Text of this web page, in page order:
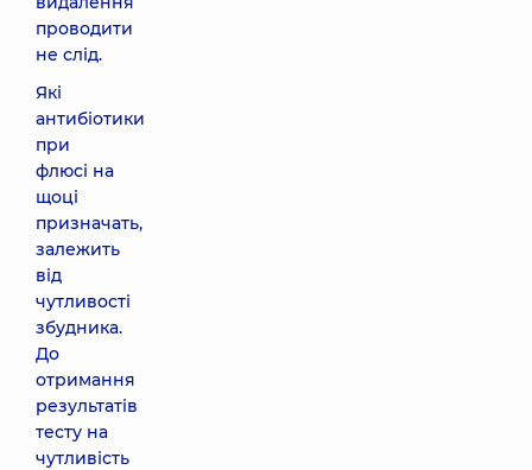
проводити
не слід.
Які
антибіотики
при
флюсі на
щоці
призначать,
залежить
від
чутливості
збудника.
До
отримання
результатів
тесту на
чутливість